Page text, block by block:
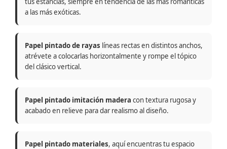
a las más exóticas.
Papel pintado de rayas líneas rectas en distintos anchos,
atrévete a colocarlas horizontalmente y rompe el tópico
del clásico vertical.
Papel pintado imitación madera con textura rugosa y
acabado en relieve para dar realismo al diseño.
Papel pintado materiales, aquí encuentras tu espacio